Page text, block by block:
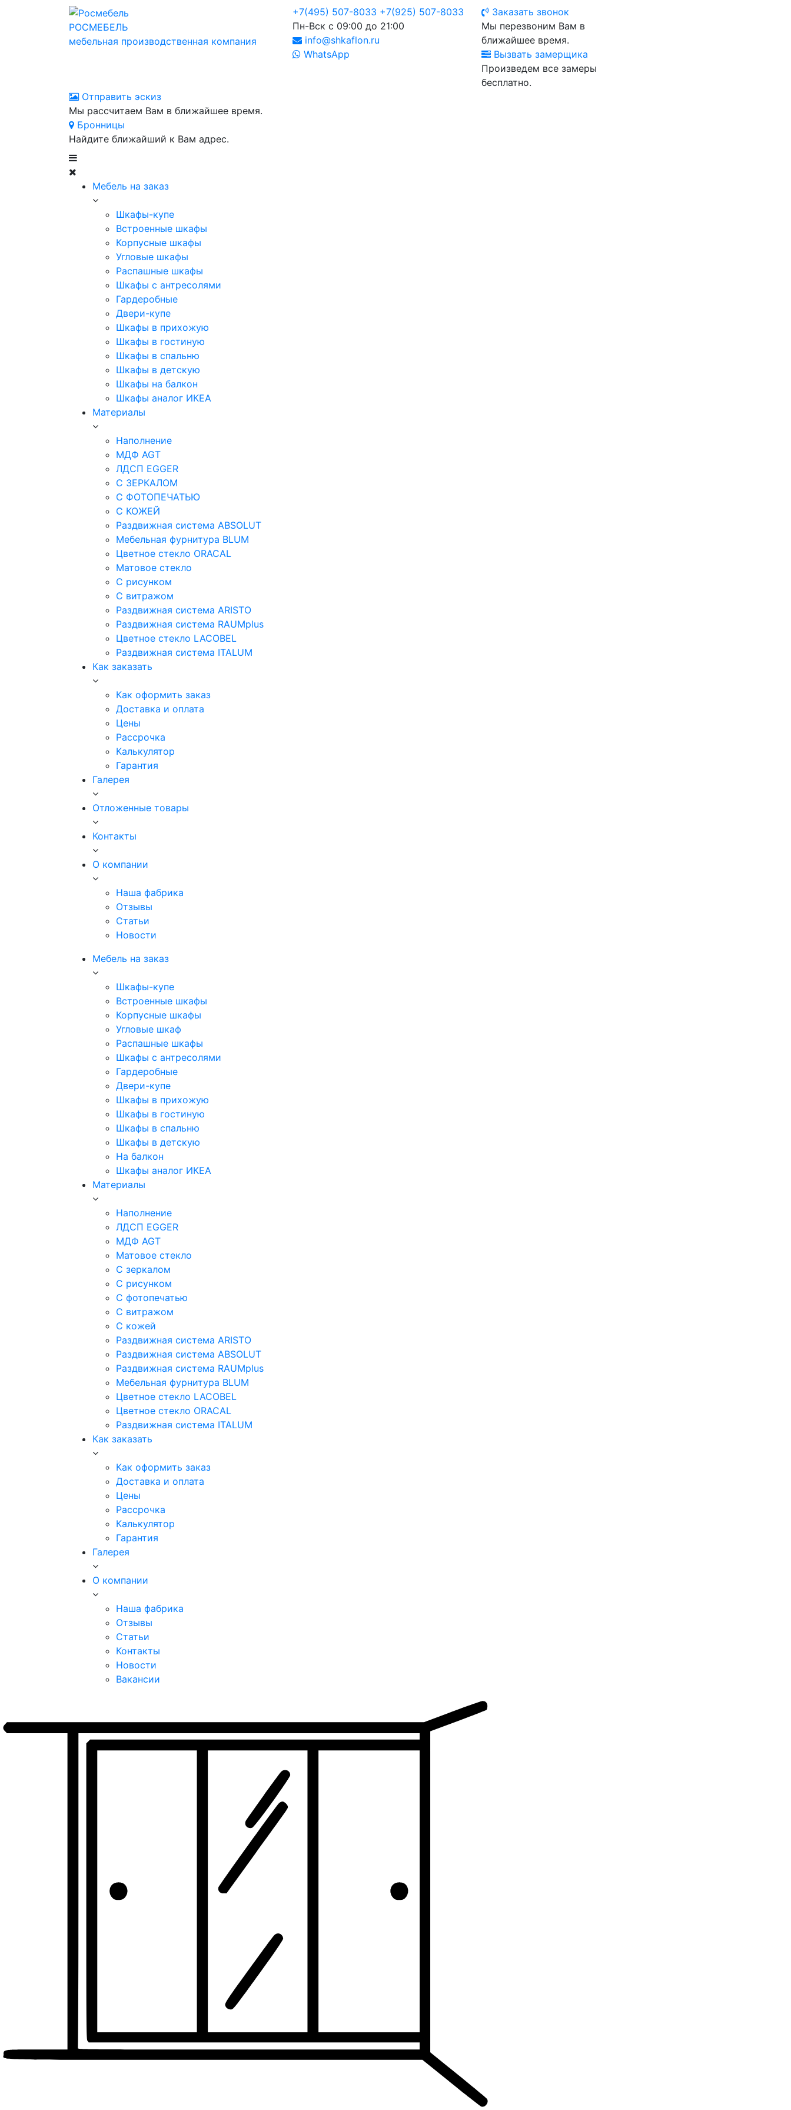
РОСМЕБЕЛЬ
мебельная производственная компания
+7(495) 507-8033 +7(925) 507-8033
Пн-Вск с 09:00 до 21:00
info@shkaflon.ru
WhatsApp
Заказать звонок
Мы перезвоним Вам в
ближайшее время.
Вызвать замерщика
Произведем все замеры
бесплатно.
Отправить эскиз
Мы рассчитаем Вам в ближайшее время.
Бронницы
Найдите ближайший к Вам адрес.
Мебель на заказ
Шкафы-купе
Встроенные шкафы
Корпусные шкафы
Угловые шкафы
Распашные шкафы
Шкафы с антресолями
Гардеробные
Двери-купе
Шкафы в прихожую
Шкафы в гостиную
Шкафы в спальню
Шкафы в детскую
Шкафы на балкон
Шкафы аналог ИКЕА
Материалы
Наполнение
МДФ AGT
ЛДСП EGGER
С ЗЕРКАЛОМ
С ФОТОПЕЧАТЬЮ
С КОЖЕЙ
Раздвижная система ABSOLUT
Мебельная фурнитура BLUM
Цветное стекло ORACAL
Матовое стекло
C рисунком
C витражом
Раздвижная система ARISTO
Раздвижная система RAUMplus
Цветное стекло LACOBEL
Раздвижная система ITALUM
Как заказать
Как оформить заказ
Доставка и оплата
Цены
Рассрочка
Калькулятор
Гарантия
Галерея
Отложенные товары
Контакты
О компании
Наша фабрика
Отзывы
Статьи
Новости
Мебель на заказ
Шкафы-купе
Встроенные шкафы
Корпусные шкафы
Угловые шкаф
Распашные шкафы
Шкафы с антресолями
Гардеробные
Двери-купе
Шкафы в прихожую
Шкафы в гостиную
Шкафы в спальню
Шкафы в детскую
На балкон
Шкафы аналог ИКЕА
Материалы
Наполнение
ЛДСП EGGER
МДФ AGT
Матовое стекло
С зеркалом
С рисунком
С фотопечатью
С витражом
С кожей
Раздвижная система ARISTO
Раздвижная система ABSOLUT
Раздвижная система RAUMplus
Мебельная фурнитура BLUM
Цветное стекло LACOBEL
Цветное стекло ORACAL
Раздвижная система ITALUM
Как заказать
Как оформить заказ
Доставка и оплата
Цены
Рассрочка
Калькулятор
Гарантия
Галерея
О компании
Наша фабрика
Отзывы
Статьи
Контакты
Новости
Вакансии